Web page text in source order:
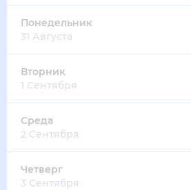
Понедельник
31 Августа
Вторник
1 Сентября
Среда
2 Сентября
Четверг
3 Сентября